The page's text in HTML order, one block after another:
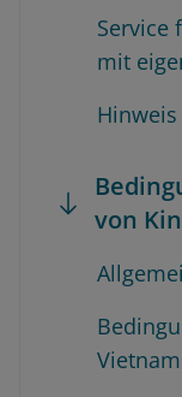
Service
mit
Hinweis
von
Vietnam